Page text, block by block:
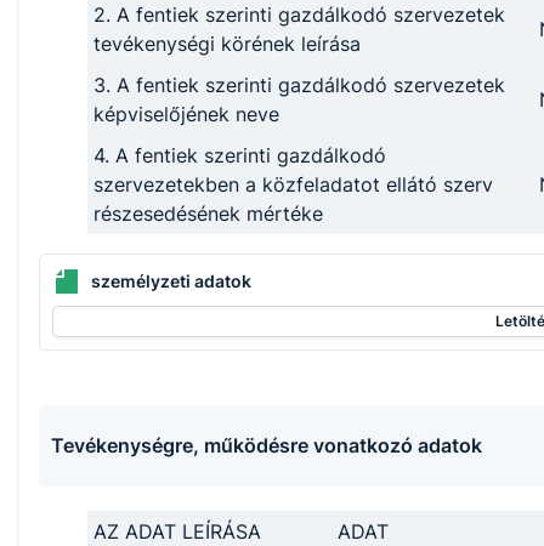
2. A fentiek szerinti gazdálkodó szervezetek
tevékenységi körének leírása
3. A fentiek szerinti gazdálkodó szervezetek
képviselőjének neve
4. A fentiek szerinti gazdálkodó
szervezetekben a közfeladatot ellátó szerv
részesedésének mértéke
személyzeti adatok
Tevékenységre, működésre vonatkozó adatok
AZ ADAT LEÍRÁSA ADAT